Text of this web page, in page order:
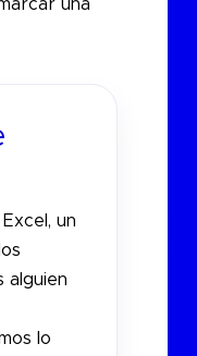
una
un
alguien
lo